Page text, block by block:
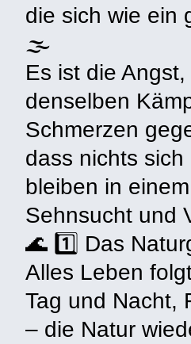
die sich wie ein
🌫️
Es ist die
denselben
Schmerzen
dass nichts
bleiben in
Sehnsucht und
🌊 1️⃣ Das
Alles Leben
Tag und Nacht,
– die Natur